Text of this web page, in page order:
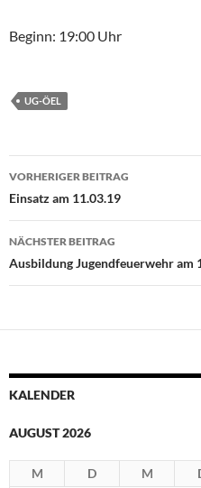
Beginn: 19:00 Uhr
UG-ÖEL
Beitragsnavigation
VORHERIGER BEITRAG
Einsatz am 11.03.19
NÄCHSTER BEITRAG
Ausbildung Jugendfeuerwehr am
KALENDER
AUGUST 2026
M D M